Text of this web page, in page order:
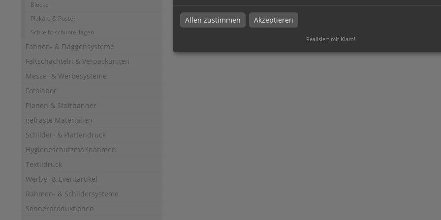
Blöcke
Plakate & Poster
Schreibtischunterlagen
Fahnen- & Flaggensysteme
Faltschachteln & Verpackungen
Messe- & Werbesysteme
Fotolabor
Planen & Stoffbanner
gefräste Materialien
Schilder- & Plattendruck
Hygieneschutzmaßnahmen
Textildruck
Werbe- & Eventartikel
Rahmen- & Schildersysteme
Sonderproduktionen
Allen zustimmen Akzeptieren
Realisiert mit Klaro!